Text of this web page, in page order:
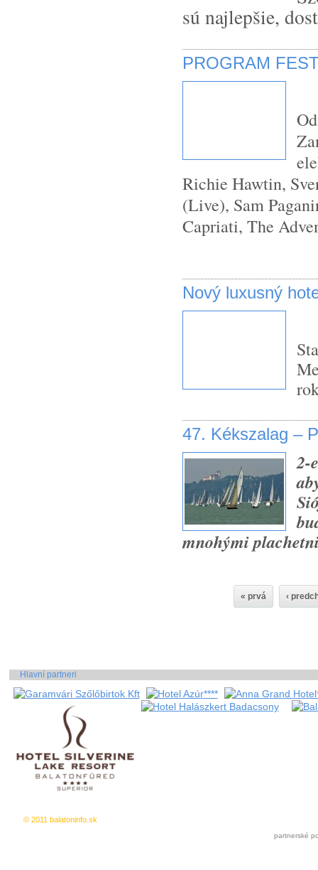
sú najlepšie,
PROGRAM
Richie Hawtin,
(Live), Sam
Capriati, The
Nový luxusný
47. Kékszalag –
2-
mnohými
« prvá ‹
Hlavní partneri
© 2011 balatoninfo.sk
partnerské